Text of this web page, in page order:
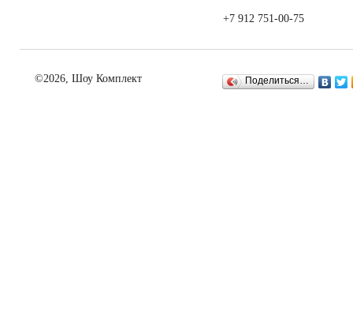
+7 912 751-00-75
©2026, Шоу Комплект Поделиться…